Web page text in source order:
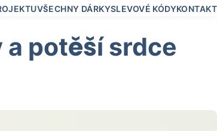
VŠECHNY DÁRKYSLEVOVÉ KÓDYKONTAKT
potěší srdce